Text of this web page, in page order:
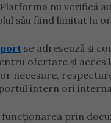
nu verifică
său fiind limitat la
se adresează și
ofertare și
necesare,
intern ori
prin